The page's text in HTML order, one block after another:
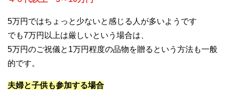
5万円ではちょっと少ないと感じる人が多いようです
でも7万円以上は厳しいという場合は、
5万円のご祝儀と1万円程度の品物を贈るという方法も一般
的です。
夫婦と子供も参加する場合